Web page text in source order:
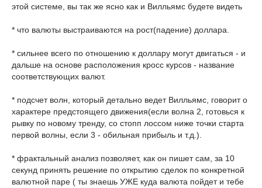
этой системе, вы так же ясно как и Вилльямс будете видеть
* что валюты выстраиваются на рост(падение) доллара.
* сильнее всего по отношению к доллару могут двигаться - и
дальше на основе расположения кросс курсов - название
соответствующих валют.
* подсчет волн, который детально ведет Вилльямс, говорит о
характере предстоящего движения(если волна 2, готовься к
рывку по новому тренду, со стопп лоссом ниже точки старта
первой волны, если 3 - обильная прибыль и т.д.).
* фрактальный анализ позволяет, как он пишет сам, за 10
секунд принять решение по открытию сделок по конкретной
валютной паре ( ты знаешь УЖЕ куда валюта пойдет и тебе